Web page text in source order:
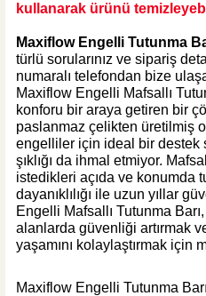
2.108,04 TL %40
1.264,82 TL
ÜRÜN
ÜRÜN TÜKENDİ
Maxiflow Yapı Ürünleri
Maxiflow Paslanmaz Düz Klozet
kullanarak ürünü
Maxiflow Engelli Tutunma
türlü sorularınız ve sipariş
numaralı telefondan bize
Maxiflow Engelli Mafsallı
konforu bir araya getiren bir
paslanmaz çelikten üretilmiş
engelliler için ideal bir destek
şıklığı da ihmal etmiyor.
istedikleri açıda ve konumda
dayanıklılığı ile uzun yıllar
Engelli Mafsallı Tutunma
alanlarda güvenliği artırmak
yaşamını kolaylaştırmak için
Maxiflow Engelli Tutunma